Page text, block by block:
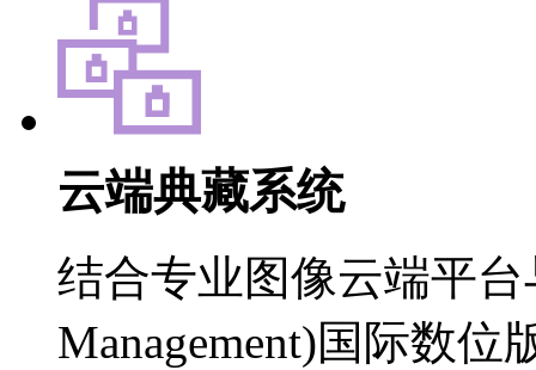
云端典藏系统
结合专业图像云端平
Management)国际数位